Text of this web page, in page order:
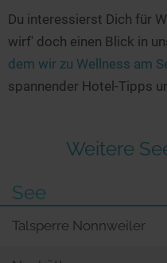
Du interessierst Dich für
wirf' doch einen Blick in
dem wir zu Wellness am
spannender Hotel-Tipps
Weitere
See
Talsperre Nonnweiler